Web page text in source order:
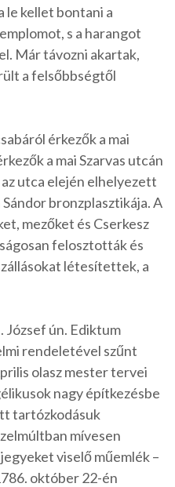
le kellet bontani a
s a harangot
Már távozni akartak,
a felsőbbségtől
érkezők a mai
a mai Szarvas utcán
utca elején elhelyezett
bronzplasztikája. A
mezőket és Cserkesz
felosztották és
létesítettek, a
ún. Ediktum
rendeletével szűnt
olasz mester tervei
nagy építkezésbe
tartózkodásuk
mívesen
viselő műemlék –
október 22-én